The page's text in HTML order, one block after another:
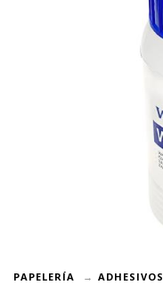
PAPELERÍA ADHESIVOS